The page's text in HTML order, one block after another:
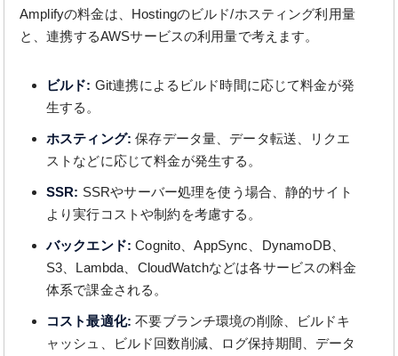
Amplifyの料金は、Hostingのビルド/ホスティング利用量
と、連携するAWSサービスの利用量で考えます。
ビルド: Git連携によるビルド時間に応じて料金が発
生する。
ホスティング: 保存データ量、データ転送、リクエ
ストなどに応じて料金が発生する。
SSR: SSRやサーバー処理を使う場合、静的サイト
より実行コストや制約を考慮する。
バックエンド: Cognito、AppSync、DynamoDB、
S3、Lambda、CloudWatchなどは各サービスの料金
体系で課金される。
コスト最適化: 不要ブランチ環境の削除、ビルドキ
ャッシュ、ビルド回数削減、ログ保持期間、データ